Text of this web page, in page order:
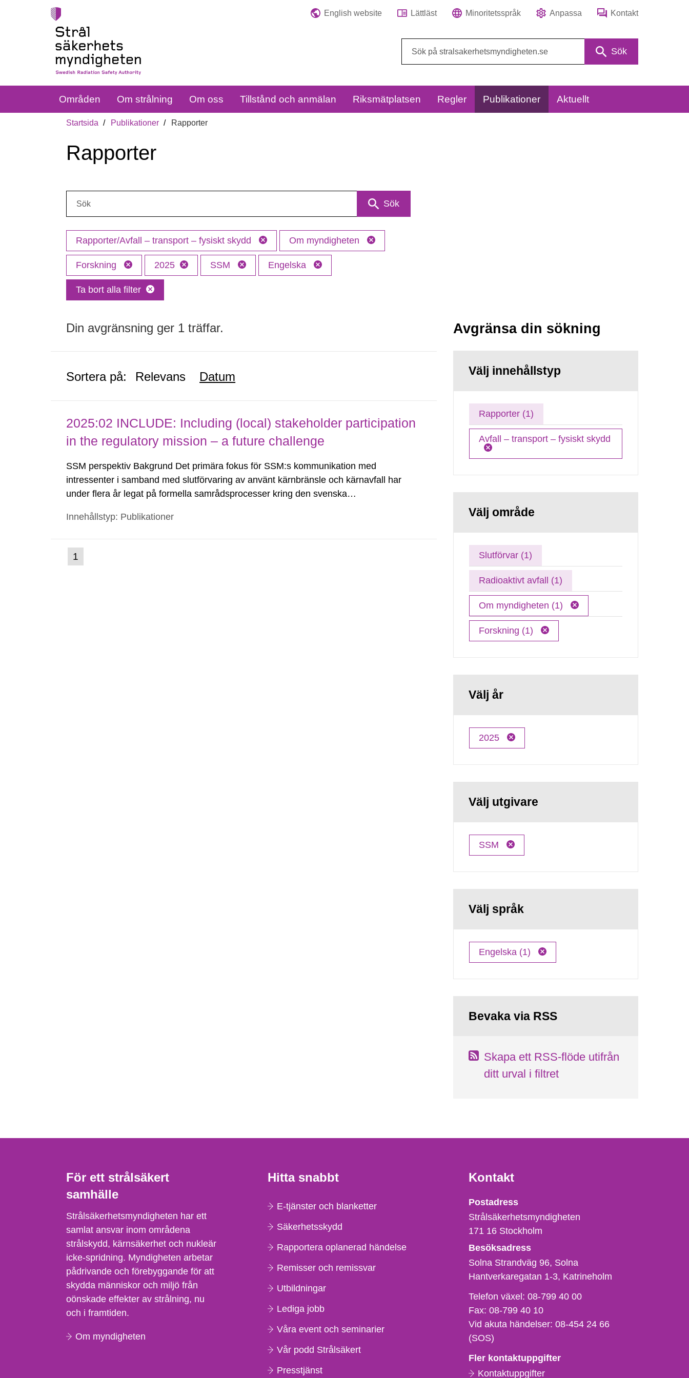
English website Lättläst Minoritetsspråk Anpassa Kontakt
Sök
Områden Om strålning Om oss Tillstånd och anmälan Riksmätplatsen Regler Publikationer Aktuellt
Startsida Publikationer Rapporter
Rapporter
Sök
Rapporter/Avfall – transport – fysiskt skydd Om myndigheten
Forskning 2025 SSM Engelska
Ta bort alla filter
Din avgränsning ger 1 träffar.
Sortera på: Relevans Datum
2025:02 INCLUDE: Including (local) stakeholder participation
in the regulatory mission – a future challenge
SSM perspektiv Bakgrund Det primära fokus för SSM:s kommunikation med
intressenter i samband med slutförvaring av använt kärnbränsle och kärnavfall har
under flera år legat på formella samrådsprocesser kring den svenska
tillståndsansökningar enligt kärntekniklagen.
Innehållstyp: Publikationer
Gå
till
1
Avgränsa din sökning
Välj innehållstyp
Rapporter (1)
Avfall – transport – fysiskt skydd
Välj område
Slutförvar (1)
Radioaktivt avfall (1)
Om myndigheten (1)
Forskning (1)
Välj år
2025
Välj utgivare
SSM
Välj språk
Engelska (1)
Bevaka via RSS
Skapa ett RSS-flöde utifrån
ditt urval i filtret
För ett strålsäkert
samhälle
Strålsäkerhetsmyndigheten har ett
samlat ansvar inom områdena
strålskydd, kärnsäkerhet och nukleär
icke-spridning. Myndigheten arbetar
pådrivande och förebyggande för att
skydda människor och miljö från
oönskade effekter av strålning, nu
och i framtiden.
Om myndigheten
Hitta snabbt
E-tjänster och blanketter
Säkerhetsskydd
Rapportera oplanerad händelse
Remisser och remissvar
Utbildningar
Lediga jobb
Våra event och seminarier
Vår podd Strålsäkert
Presstjänst
Kontakt
Strålsäkerhetsmyndigheten
Postadress
Strålsäkerhetsmyndigheten
171 16 Stockholm
Besöksadress
Solna Strandväg 96, Solna
Hantverkaregatan 1-3 Katrineholm
Telefon,
fax
och
e-
Telefon växel:08-799 40 00
Fax:08-799 40 10
Vid akuta händelser:08-454 24 66
(SOS)
Fler kontaktuppgifter
Kontaktuppgifter